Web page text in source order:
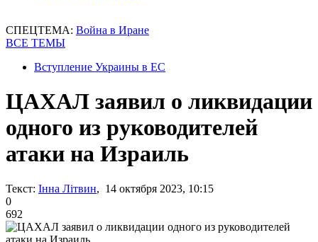
СПЕЦТЕМА: Война в Иране
ВСЕ ТЕМЫ
Вступление Украины в ЕС
ЦАХАЛ заявил о ликвидации
одного из руководителей
атаки на Израиль
Текст: Інна Літвин, 14 октября 2023, 10:15
0
692